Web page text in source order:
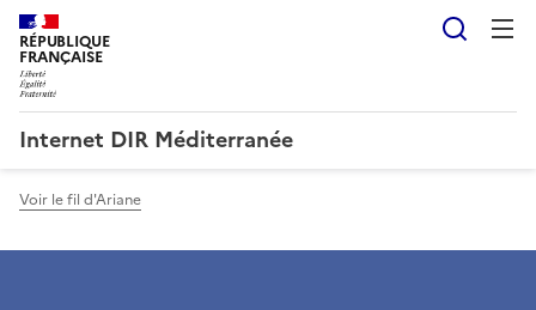
RÉPUBLIQUE
FRANÇAISE
Internet DIR Méditerranée
Voir le fil d'Ariane